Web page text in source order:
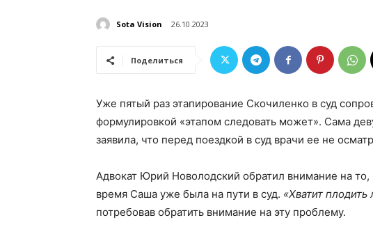
Sota Vision 26.10.2023
Поделиться
Уже пятый раз этапирование Скочиленко в суд
формулировкой «этапом следовать может». Сама
заявила, что перед поездкой в суд врачи ее не
Адвокат Юрий Новолодский обратил внимание на то,
время Саша уже была на пути в суд. «Хватит плодить
потребовав обратить внимание на эту проблему.